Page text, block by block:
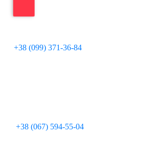
+38 (099) 371-36-84
+38 (067) 594-55-04